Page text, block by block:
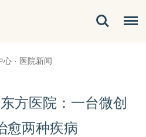
心 · 医院新闻
方医院：一台微创
愈两种疾病